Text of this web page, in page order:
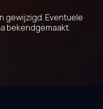
gewijzigd. Eventuele
bekendgemaakt.